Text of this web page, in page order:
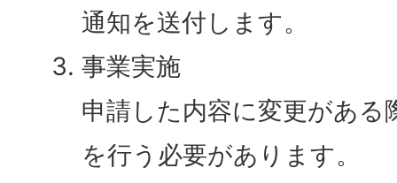
通知を送付します。
事業実施
申請した内容に変更がある
を行う必要があります。